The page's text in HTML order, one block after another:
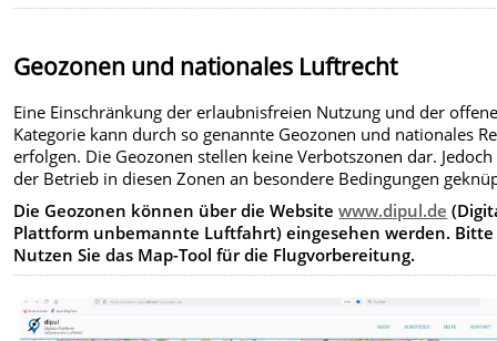
Geozonen und nationales Luftrecht
Eine Einschränkung der erlaubnisfreien Nutzung und der
Kategorie kann durch so genannte Geozonen und nationales
erfolgen. Die Geozonen stellen keine Verbotszonen dar.
der Betrieb in diesen Zonen an besondere Bedingungen
Die Geozonen können über die Websitewww.dipul.de
Plattform unbemannte Luftfahrt) eingesehen werden. Bitte
Nutzen Sie das Map-Tool für die Flugvorbereitung.